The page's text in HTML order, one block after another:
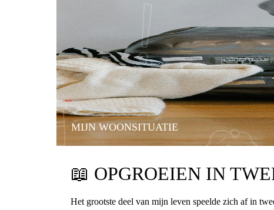
MIJN WOONSITUATIE
📖 OPGROEIEN IN
Het grootste deel van mijn leven speelde zich af in